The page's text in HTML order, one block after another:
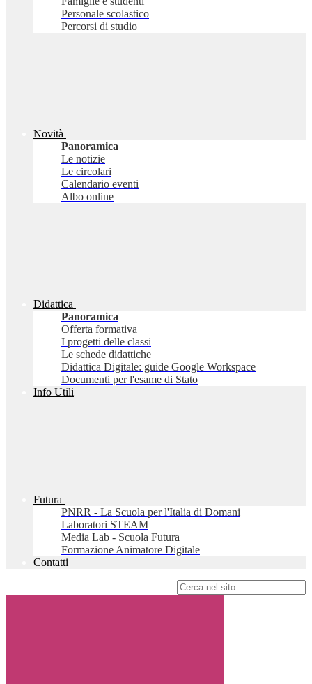
Personale scolastico
Percorsi di studio
Novità
Panoramica
Le notizie
Le circolari
Calendario eventi
Albo online
Didattica
Panoramica
Offerta formativa
I progetti delle classi
Le schede didattiche
Didattica Digitale: guide Google Workspace
Documenti per l'esame di Stato
Info Utili
Futura
PNRR - La Scuola per l'Italia di Domani
Laboratori STEAM
Media Lab - Scuola Futura
Formazione Animatore Digitale
Contatti